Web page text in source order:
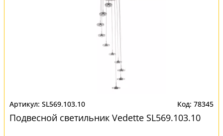
SL569.103.10 78345
Подвесной светильник Vedette SL569.103.10